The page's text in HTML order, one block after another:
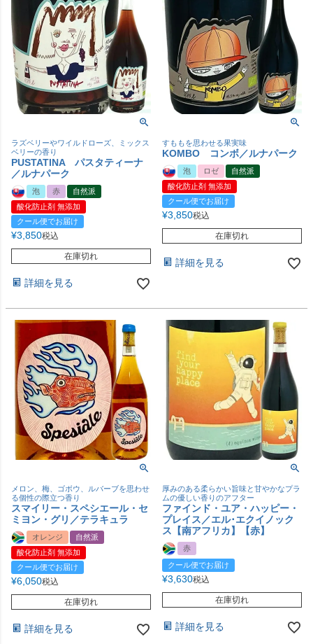
ラズベリーやワイルドローズ、ミックス
ベリーの香り
PUSTATINA パスタティーナ
／ルナパーク
泡 赤
自然派
酸化防止剤 無添加
クール便でお届け
¥3,850税込
在庫切れ
詳細を見る
すももを思わせる果実味
KOMBO コンボ／ルナパーク
泡 ロゼ
自然派
酸化防止剤 無添加
クール便でお届け
¥3,850税込
在庫切れ
詳細を見る
メロン、梅、ゴボウ、ルバーブを思わせ
る個性の際立つ香り
スマイリー・スペシエール・セ
ミヨン・グリ／テラキュラ
オレンジ
自然派
酸化防止剤 無添加
クール便でお届け
¥6,050税込
在庫切れ
詳細を見る
厚みのある柔らかい旨味と甘やかなプラ
ムの優しい香りのアフター
ファインド・ユア・ハッピー・
プレイス／エル･エクイノック
ス【南アフリカ】【赤】
赤
クール便でお届け
¥3,630税込
在庫切れ
詳細を見る